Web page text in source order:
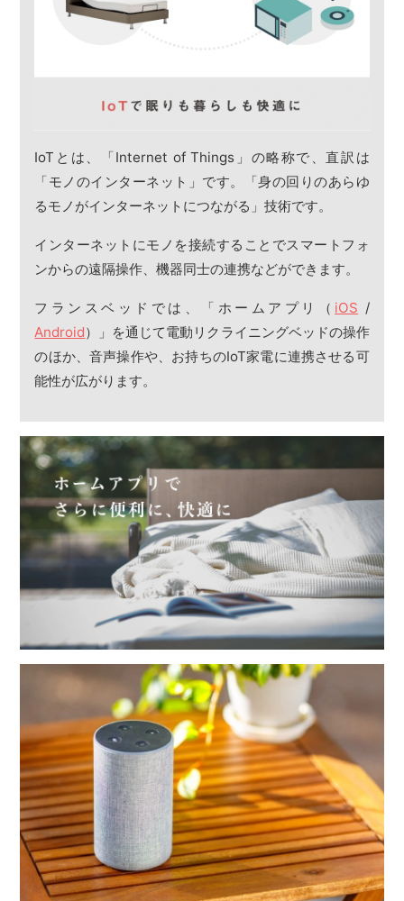
IoTとは、「Internet of Things」の略称で、直訳は
「モノのインターネット」です。「身の回りのあらゆ
るモノがインターネットにつながる」技術です。
インターネットにモノを接続することでスマートフォ
ンからの遠隔操作、機器同士の連携などができます。
フランスベッドでは、「ホームアプリ（ iOS /
Android）」を通じて電動リクライニングベッドの操作
のほか、音声操作や、お持ちのIoT家電に連携させる可
能性が広がります。